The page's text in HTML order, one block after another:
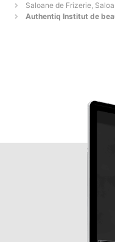
Saloane de Frizerie,
Authentiq Institut de